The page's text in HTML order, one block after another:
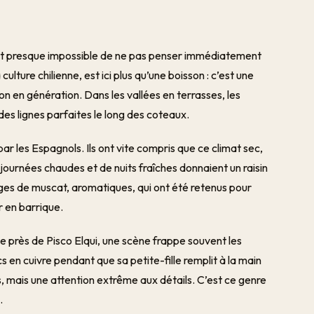
presque impossible de ne pas penser immédiatement
chilienne, est ici plus qu’une boisson : c’est une
en génération. Dans les vallées en terrasses, les
lignes parfaites le long des coteaux.
les Espagnols. Ils ont vite compris que ce climat sec,
chaudes et de nuits fraîches donnaient un raisin
de muscat, aromatiques, qui ont été retenus pour
en barrique.
de Pisco Elqui, une scène frappe souvent les
en cuivre pendant que sa petite-fille remplit à la main
une attention extrême aux détails. C’est ce genre